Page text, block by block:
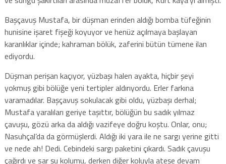
Başçavuş Mustafa, bir düşman erinden aldığı bomba tüfeğinin
hunisine işaret fişeği koyuyor ve henüz açılmaya başlayan
karanlıklar içinde; kahraman bölük, zaferini bütün tümene ilan
ediyordu.
Düşman perişan kaçıyor, yüzbaşı halen ayakta, hiçbir şeyi
yokmuş gibi bölüğe yeni tertipler aldırıyordu. Erler farkına
varamadılar. Başçavuş sokulacak gibi oldu, yüzbaşı derhal;
Mustafa yaralıları geriye taşıttır, bölüğün bu sadık yılmaz
çavuşu, gözü arka da aldığı vazifeye doğru koştu. Onlar, onu;
Nasuhçal’da da görmüşlerdi. Aldığı iki yara ile ne sargı yerine gitti
ve nede ah! Dedi. Cebindeki sargı paketini çıkardı. Sadık çavuşu
çağırdı ve sar şu kolumu, derken diğer koluyla ateşe devam